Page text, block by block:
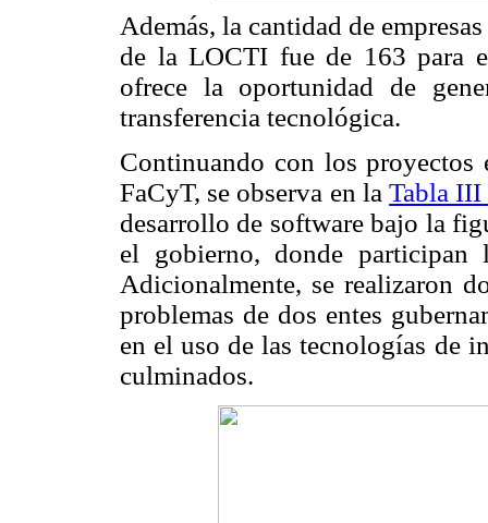
Además, la cantidad de
de la LOCTI fue de 163 para
ofrece la oportunidad de
transferencia tecnológica.
Continuando con los proyectos
FaCyT, se observa en laTabla III
desarrollo de software bajo la
el gobierno, donde participan
Adicionalmente, se realizaron
problemas de dos entes
en el uso de las tecnologías de
culminados.